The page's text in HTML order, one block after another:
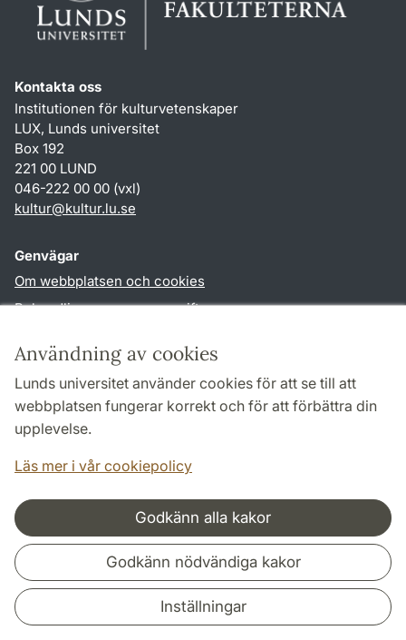
Användning av cookies
Lunds universitet använder cookies för att se till att
webbplatsen fungerar korrekt och för att förbättra din
upplevelse.
Läs mer i vår cookiepolicy
Godkänn alla kakor
Godkänn nödvändiga kakor
Inställningar
Kontakta oss
Institutionen för kulturvetenskaper
LUX, Lunds universitet
Box 192
221 00 LUND
046-222 00 00 (vxl)
kultur@kultur.lu.se
Genvägar
Om webbplatsen och cookies
Behandling av personuppgifter
TYPO3-login
Följ oss i sociala medier
Samarbeten och nätverk